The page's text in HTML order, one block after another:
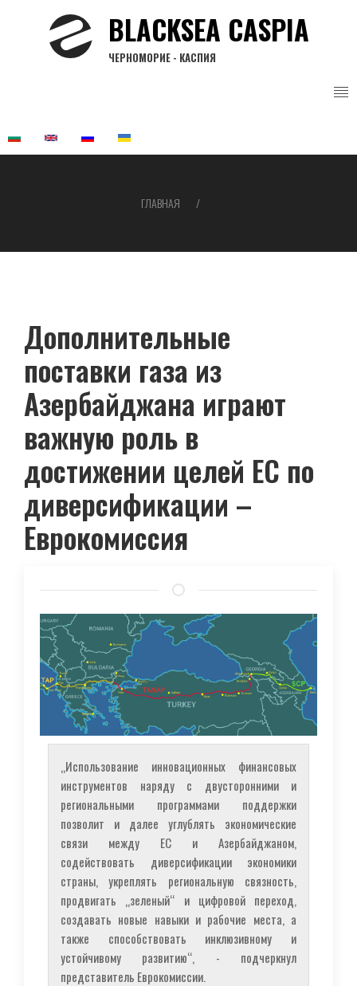
BLACKSEA CASPIA
ЧЕРНОМОРИЕ - КАСПИЯ
навигации
ГЛАВНАЯ
Дополнительные
поставки газа из
Азербайджана играют
важную роль в
достижении целей ЕС по
диверсификации –
Еврокомиссия
„Использование инновационных финансовых
инструментов наряду с двусторонними и
региональными программами поддержки
позволит и далее углублять экономические
связи между ЕС и Азербайджаном,
содействовать диверсификации экономики
страны, укреплять региональную связность,
продвигать „зеленый“ и цифровой переход,
создавать новые навыки и рабочие места, а
также способствовать инклюзивному и
устойчивому развитию“, - подчеркнул
представитель Еврокомиссии.